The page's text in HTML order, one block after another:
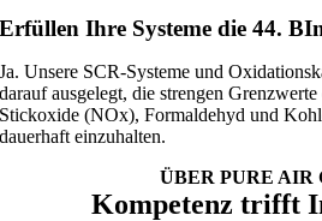
Erfüllen Ihre Systeme die 44.
Ja. Unsere SCR-Systeme und
darauf ausgelegt, die strengen
Stickoxide (NOx), Formaldehyd und
dauerhaft einzuhalten.
ÜBER PURE AIR
Kompetenz trifft